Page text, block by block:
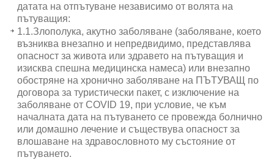
датата на отпътуване независимо от волята на
пътуващия:
1.1.Злополука, акутно заболяване (заболяване, което
възниква внезапно и непредвидимо, представлява
опасност за живота или здравето на пътуващия и
изисква спешна медицинска намеса) или внезапно
обостряне на хронично заболяване на ПЪТУВАЩ по
договора за туристически пакет, с изключение на
заболяване от COVID 19, при условие, че към
началната дата на пътуването се провежда болнично
или домашно лечение и съществува опасност за
влошаване на здравословното му състояние от
пътуването.